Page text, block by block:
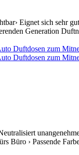
Eignet sich sehr
Generation
Büro › Passende